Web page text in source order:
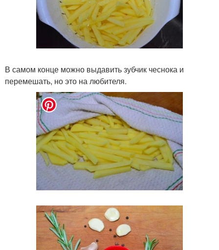
В самом конце можно выдавить зубчик чеснока и
перемешать, но это на любителя.